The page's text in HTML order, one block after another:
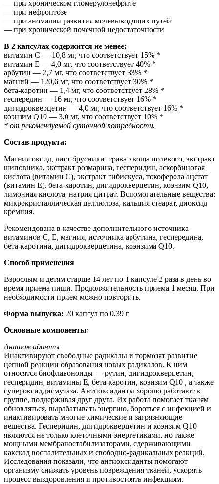
— при хроническом гломерулонефрите
— при нефроптозе
— при аномалии развития мочевыводящих путей
— при хронической почечной недостаточности
В 2 капсулах содержится не менее:
витамин С — 10,8 мг, что соответствует 15% *
витамин Е — 4,0 мг, что соответствует 40% *
арбутин — 2,7 мг, что соответствует 33% *
магний — 120,6 мг, что соответствует 30% *
бета-каротин — 1,4 мг, что соответствует 28% *
геспередин — 16 мг, что соответствует 16% *
дигидрокверцетин — 4,0 мг, что соответствует 16% *
коэнзим Q10 — 3,0 мг, что соответствует 10% *
* от рекомендуемой суточной потребности.
Состав продукта:
Магния оксид, лист брусники, трава хвоща полевого, экстракт
шиповника, экстракт розмарина, гесперидин, аскорбиновая
кислота (витамин С), экстракт гибискуса, токоферола ацетат
(витамин Е), бета-каротин, дигидрокверцетин, коэнзим Q10,
лимонная кислота, натрия цитрат. Вспомогательные вещества:
микрокристаллическая целлюлоза, кальция стеарат, диоксид
кремния.
Рекомендована в качестве дополнительного источника
витаминов С, Е, магния, источника арбутина, геспередина,
бета-каротина, дигидрокверцетина, коэнзима Q10.
Способ применения
Взрослым и детям старше 14 лет по 1 капсуле 2 раза в день во
время приема пищи. Продолжительность приема 1 месяц. При
необходимости прием можно повторить.
Форма выпуска: 20 капсул по 0,39 г
Основные компоненты:
Антиоксиданты
Инактивируют свободные радикалы и тормозят развитие
цепной реакции образования новых радикалов. К ним
относятся биофлавоноиды — рутин, дигидрокверцетин,
гесперидин, витамины Е, бета-каротин, коэнзим Q10 , а также
супероксиддисмутаза. Антиоксиданты хорошо работают в
группе, поддерживая друг друга. Их работа помогает тканям
обновляться, вырабатывать энергию, бороться с инфекцией и
инактивировать многие химические и загрязняющие
вещества. Гесперидин, дигидрокверцетин и коэнзим Q10
являются не только клеточными энергетиками, но также
мощными мембраностабилизаторами, сдерживающими
какскад воспалительных и свободно-радикальных реакций.
Исследования показали, что антиоксиданты помогают
организму снижать уровень повреждения тканей, ускорять
процесс выздоровления и противостоять инфекциям.